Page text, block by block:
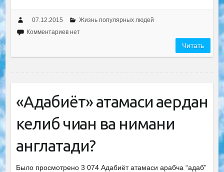
07.12.2015
Жизнь популярных людей
Комментариев нет
Читать
«Адабиёт» атамаси қаердан
келиб чиққан ва нимани
англатади?
Было просмотрено 3 074 Адабиёт атамаси арабча “адаб”